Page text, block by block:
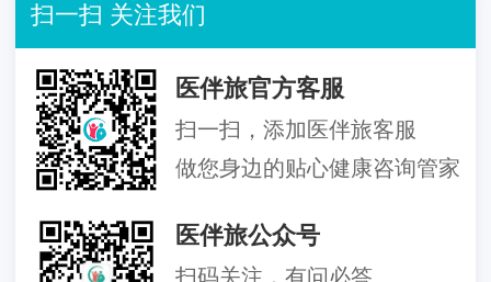
扫一扫 关注我们
医伴旅官方客服
扫一扫，添加医伴旅客服
做您身边的贴心健康咨询管家
医伴旅公众号